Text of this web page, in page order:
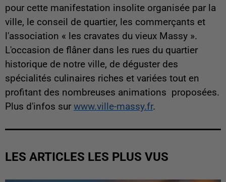
pour cette manifestation insolite organisée par la
ville, le conseil de quartier, les commerçants et
l'association « les cravates du vieux Massy ».
L'occasion de flâner dans les rues du quartier
historique de notre ville, de déguster des
spécialités culinaires riches et variées tout en
profitant des nombreuses animations proposées.
Plus d'infos sur www.ville-massy.fr.
LES ARTICLES LES PLUS VUS